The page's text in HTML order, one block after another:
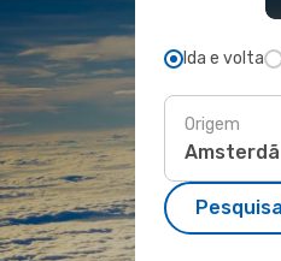
Ida e volta
Origem